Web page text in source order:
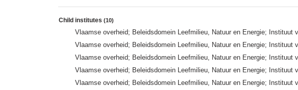
Child institutes (10)
Vlaamse overheid; Beleidsdomein Leefmilieu, Natuur en Energie;
Vlaamse overheid; Beleidsdomein Leefmilieu, Natuur en Energie;
Vlaamse overheid; Beleidsdomein Leefmilieu, Natuur en Energie;
Vlaamse overheid; Beleidsdomein Leefmilieu, Natuur en Energie; Instituut
Vlaamse overheid; Beleidsdomein Leefmilieu, Natuur en Energie;